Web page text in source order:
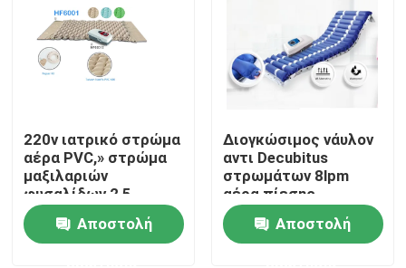
Σπίτι
Προϊόντα
220v ιατρικό στρώμα
αέρα PVC,» στρώμα
μαξιλαριών
φυσαλίδων 2,5
Αποστολή
Διογκώσιμος νάυλον
αντι Decubitus
στρωμάτων 8lpm
αέρα πίεσης
εναλλαγής
Αποστολή